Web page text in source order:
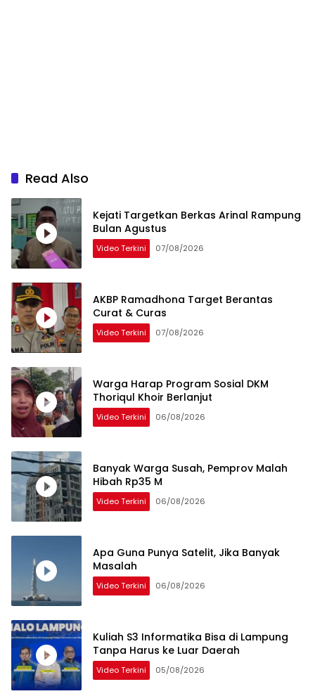
Read Also
Kejati Targetkan Berkas Arinal Rampung
Bulan Agustus
Video Terkini 07/08/2026
AKBP Ramadhona Target Berantas
Curat & Curas
Video Terkini 07/08/2026
Warga Harap Program Sosial DKM
Thoriqul Khoir Berlanjut
Video Terkini 06/08/2026
Banyak Warga Susah, Pemprov Malah
Hibah Rp35 M
Video Terkini 06/08/2026
Apa Guna Punya Satelit, Jika Banyak
Masalah
Video Terkini 06/08/2026
Kuliah S3 Informatika Bisa di Lampung
Tanpa Harus ke Luar Daerah
Video Terkini 05/08/2026